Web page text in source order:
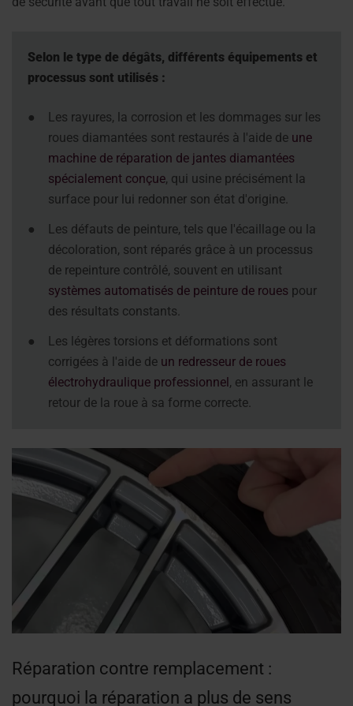
Selon le type de dégâts, différents équipements et
processus sont utilisés :
●
Les rayures, la corrosion et les dommages sur les
roues diamantées sont restaurés à l'aide de une
machine de réparation de jantes diamantées
spécialement conçue, qui usine précisément la
surface pour lui redonner son état d'origine.
●
Les défauts de peinture, tels que l'écaillage ou la
décoloration, sont réparés grâce à un processus
de repeinture contrôlé, souvent en utilisant
systèmes automatisés de peinture de roues pour
des résultats constants.
●
Les légères torsions et déformations sont
corrigées à l'aide de un redresseur de roues
électrohydraulique professionnel, en assurant le
retour de la roue à sa forme correcte.
Réparation contre remplacement :
pourquoi la réparation a plus de sens